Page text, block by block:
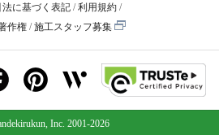
に基づく表記
利用規約
作権
施工スタッフ募集
Inc. 2001-2026